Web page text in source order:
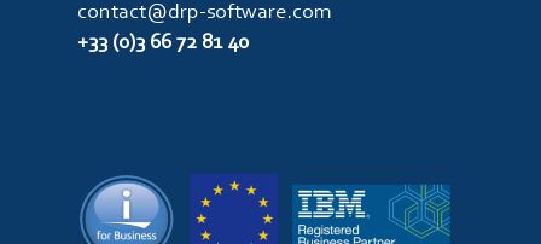
contact@drp-software.com
+33 (0)3 66 72 81 40